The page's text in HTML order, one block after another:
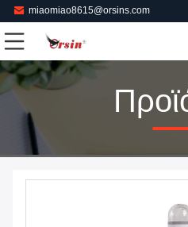
miaomiao8615@orsins.com